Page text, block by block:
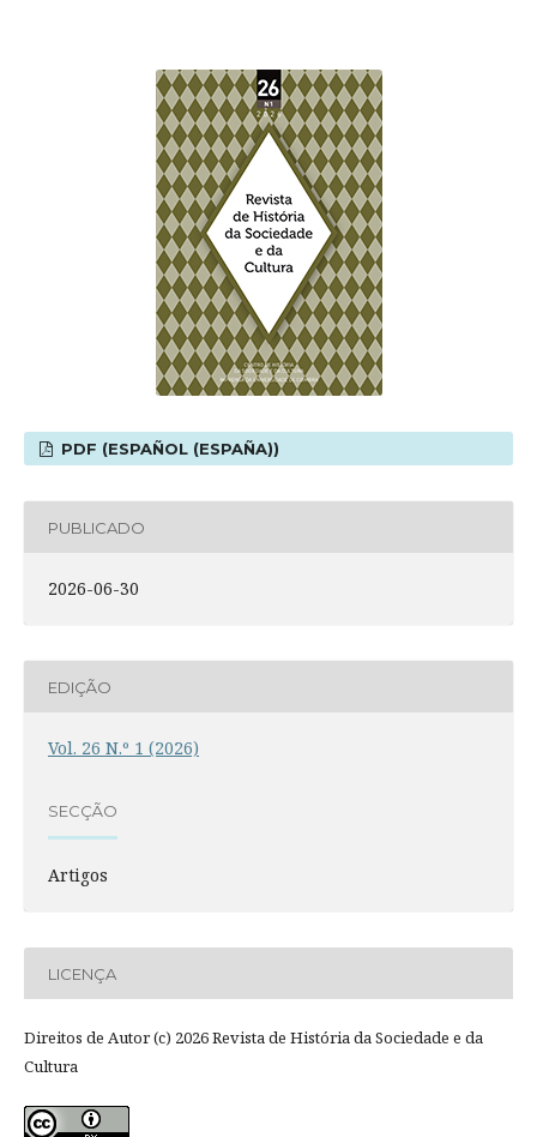
PDF (ESPAÑOL (ESPAÑA))
PUBLICADO
2026-06-30
EDIÇÃO
Vol. 26 N.º 1 (2026)
SECÇÃO
Artigos
LICENÇA
Direitos de Autor (c) 2026 Revista de História da Sociedade e da
Cultura